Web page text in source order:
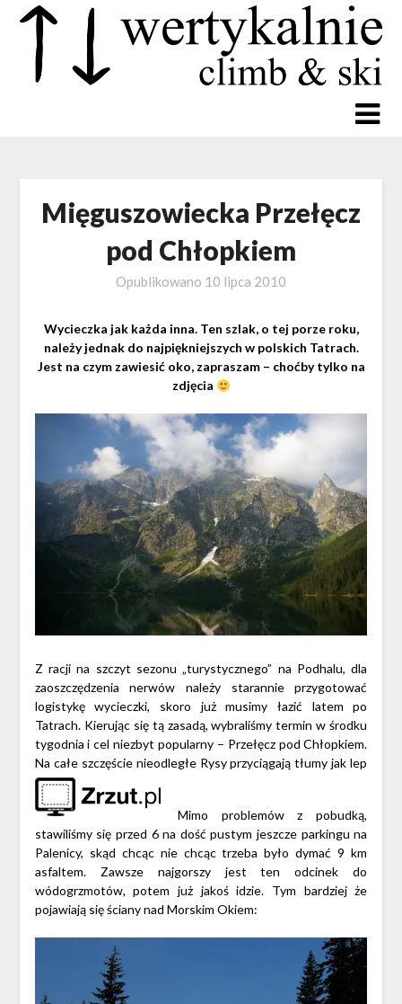
Mięguszowiecka Przełęcz
pod Chłopkiem
Opublikowano 10 lipca 2010
Wycieczka jak każda inna. Ten szlak, o tej porze roku,
należy jednak do najpiękniejszych w polskich Tatrach.
Jest na czym zawiesić oko, zapraszam – choćby tylko na
zdjęcia
Z racji na szczyt sezonu „turystycznego” na Podhalu, dla
zaoszczędzenia nerwów należy starannie przygotować
logistykę wycieczki, skoro już musimy łazić latem po
Tatrach. Kierując się tą zasadą, wybraliśmy termin w środku
tygodnia i cel niezbyt popularny – Przełęcz pod Chłopkiem.
Na całe szczęście nieodległe Rysy przyciągają tłumy jak lep
Mimo problemów z pobudką,
stawiliśmy się przed 6 na dość pustym jeszcze parkingu na
Palenicy, skąd chcąc nie chcąc trzeba było dymać 9 km
asfaltem. Zawsze najgorszy jest ten odcinek do
wódogrzmotów, potem już jakoś idzie. Tym bardziej że
pojawiają się ściany nad Morskim Okiem: